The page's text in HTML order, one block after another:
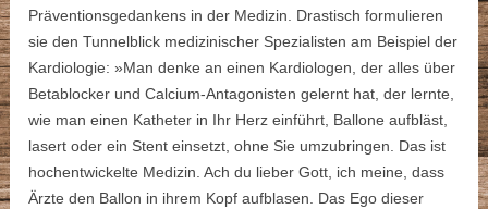
Präventionsgedankens in der Medizin. Drastisch formulieren
sie den Tunnelblick medizinischer Spezialisten am Beispiel der
Kardiologie: »Man denke an einen Kardiologen, der alles über
Betablocker und Calcium-Antagonisten gelernt hat, der lernte,
wie man einen Katheter in Ihr Herz einführt, Ballone aufbläst,
lasert oder ein Stent einsetzt, ohne Sie umzubringen. Das ist
hochentwickelte Medizin. Ach du lieber Gott, ich meine, dass
Ärzte den Ballon in ihrem Kopf aufblasen. Das Ego dieser